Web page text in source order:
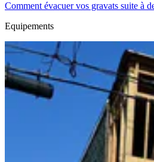
Comment évacuer vos gravats suite à
Equipements